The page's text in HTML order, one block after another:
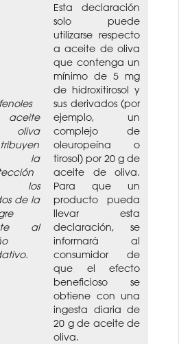
aceite
oliva
la
los
de la
al
Esta declaración
solo puede
utilizarse respecto
a aceite de oliva
que contenga un
mínimo de 5 mg
de hidroxitirosol y
sus derivados (por
ejemplo, un
complejo de
oleuropeína o
tirosol) por 20 g de
aceite de oliva.
Para que un
producto pueda
llevar esta
declaración, se
informará al
consumidor de
que el efecto
beneficioso se
obtiene con una
ingesta diaria de
20 g de aceite de
oliva.